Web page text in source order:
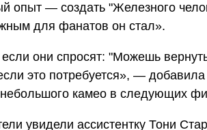
опыт — создать "Железного
для фанатов он стал».
они спросят: "Можешь
это потребуется», —
камео в следующих
увидели ассистентку Тони